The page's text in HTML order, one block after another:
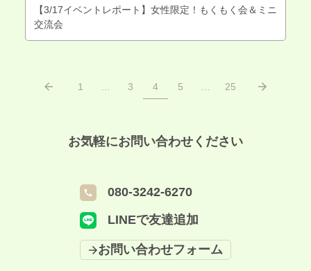
【3/17イベントレポート】女性限定！もくもく会＆ミニ
交流会
1 3 4 5 25
お気軽にお問い合わせください
080-3242-6270
LINEで友達追加
お問い合わせフォーム